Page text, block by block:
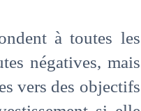
à toutes les
négatives, mais
vers des objectifs